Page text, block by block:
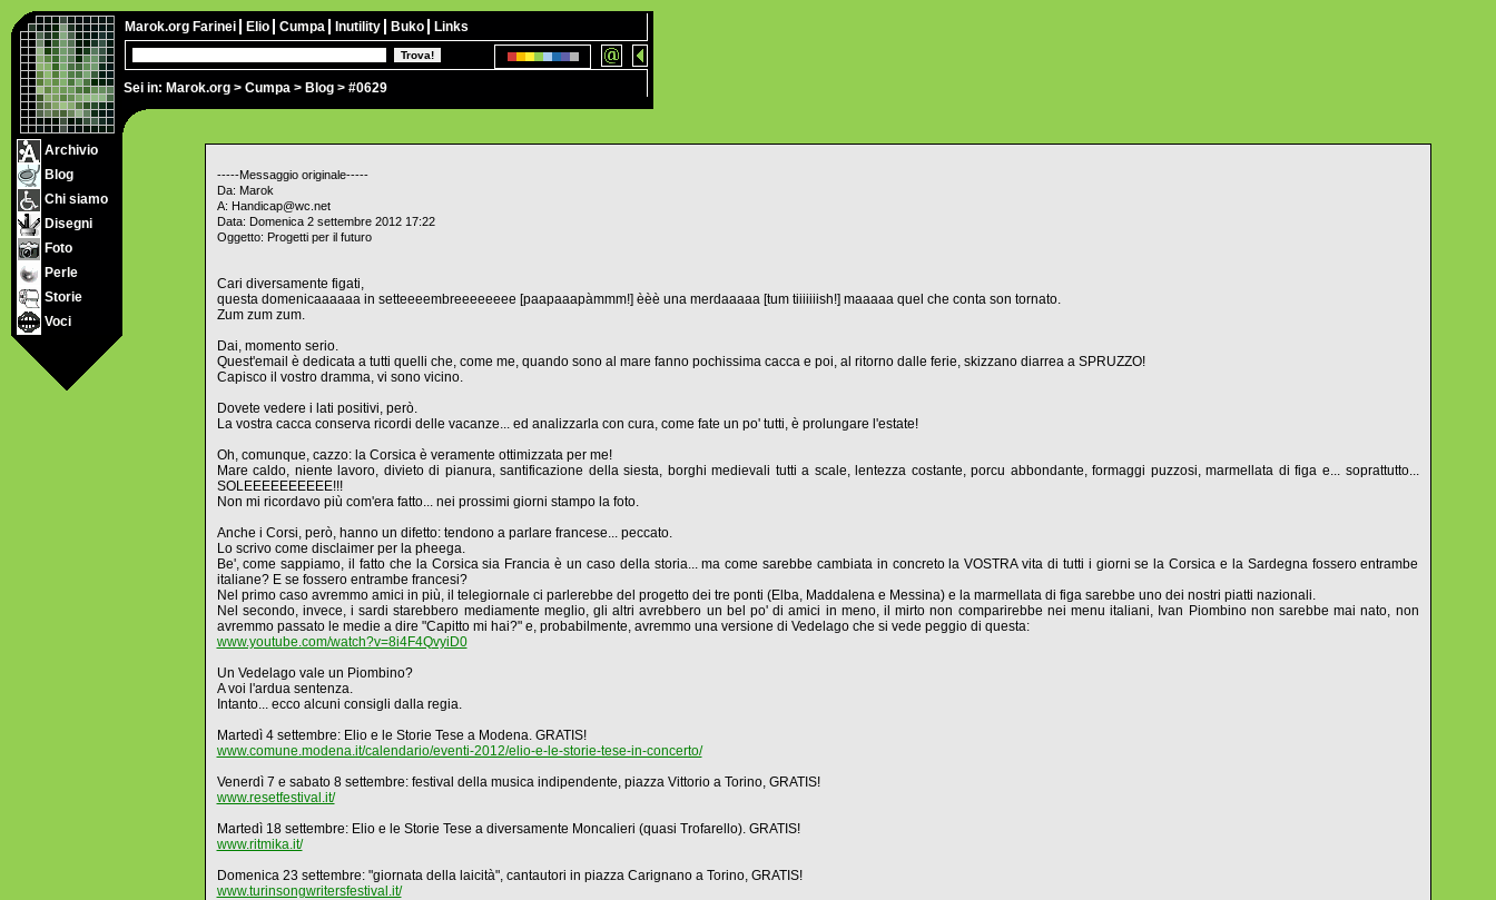
Sei in: Marok.org > Cumpa > Blog > #0629
Marok.org Farinei Elio Cumpa Inutility Buko Links
Archivio
Blog
Chi siamo
Disegni
Foto
Perle
Storie
Voci
-----Messaggio originale-----
Da: Marok
A: Handicap@wc.net
Data: Domenica 2 settembre 2012 17:22
Oggetto: Progetti per il futuro
Cari diversamente figati,
questa domenicaaaaaa in setteeeembreeeeeeee [paapaaapàmmm!] èèè una merdaaaaa [tum tiiiiiiish!] maaaaa quel che conta son tornato.
Zum zum zum.
Dai, momento serio.
Quest'email è dedicata a tutti quelli che, come me, quando sono al mare fanno pochissima cacca e poi, al ritorno dalle ferie, skizzano diarrea a SPRUZZO!
Capisco il vostro dramma, vi sono vicino.
Dovete vedere i lati positivi, però.
La vostra cacca conserva ricordi delle vacanze... ed analizzarla con cura, come fate un po' tutti, è prolungare l'estate!
Oh, comunque, cazzo: la Corsica è veramente ottimizzata per me!
Mare caldo, niente lavoro, divieto di pianura, santificazione della siesta, borghi medievali tutti a scale, lentezza costante, porcu abbondante, formaggi puzzosi, marmellata di figa e... soprattutto...
SOLEEEEEEEEEE!!!
Non mi ricordavo più com'era fatto... nei prossimi giorni stampo la foto.
Anche i Corsi, però, hanno un difetto: tendono a parlare francese... peccato.
Lo scrivo come disclaimer per la pheega.
Be', come sappiamo, il fatto che la Corsica sia Francia è un caso della storia... ma come sarebbe cambiata in concreto la VOSTRA vita di tutti i giorni se la Corsica e la Sardegna fossero entrambe
italiane? E se fossero entrambe francesi?
Nel primo caso avremmo amici in più, il telegiornale ci parlerebbe del progetto dei tre ponti (Elba, Maddalena e Messina) e la marmellata di figa sarebbe uno dei nostri piatti nazionali.
Nel secondo, invece, i sardi starebbero mediamente meglio, gli altri avrebbero un bel po' di amici in meno, il mirto non comparirebbe nei menu italiani, Ivan Piombino non sarebbe mai nato, non
avremmo passato le medie a dire "Capitto mi hai?" e, probabilmente, avremmo una versione di Vedelago che si vede peggio di questa:
www.youtube.com/watch?v=8i4F4QvyiD0
Un Vedelago vale un Piombino?
A voi l'ardua sentenza.
Intanto... ecco alcuni consigli dalla regia.
Martedì 4 settembre: Elio e le Storie Tese a Modena. GRATIS!
www.comune.modena.it/calendario/eventi-2012/elio-e-le-storie-tese-in-concerto/
Venerdì 7 e sabato 8 settembre: festival della musica indipendente, piazza Vittorio a Torino, GRATIS!
www.resetfestival.it/
Martedì 18 settembre: Elio e le Storie Tese a diversamente Moncalieri (quasi Trofarello). GRATIS!
www.ritmika.it/
Domenica 23 settembre: "giornata della laicità", cantautori in piazza Carignano a Torino, GRATIS!
www.turinsongwritersfestival.it/